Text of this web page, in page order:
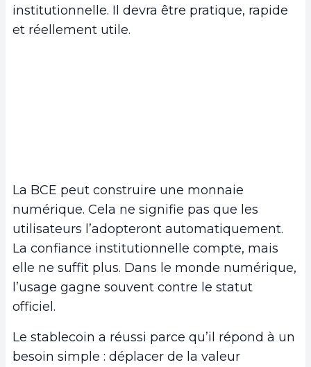
institutionnelle. Il devra être pratique, rapide
et réellement utile.
La BCE peut construire une monnaie
numérique. Cela ne signifie pas que les
utilisateurs l’adopteront automatiquement.
La confiance institutionnelle compte, mais
elle ne suffit plus. Dans le monde numérique,
l’usage gagne souvent contre le statut
officiel.
Le stablecoin a réussi parce qu’il répond à un
besoin simple : déplacer de la valeur